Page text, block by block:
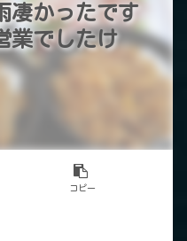
凄かったです
業でしたけ
コピー